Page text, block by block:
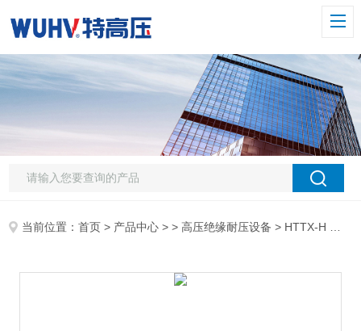
当前位置：首页 > 产品中心 > >高压绝缘耐压设备 > HTTX-H 绝缘靴(手套)耐压试验装置(手动)